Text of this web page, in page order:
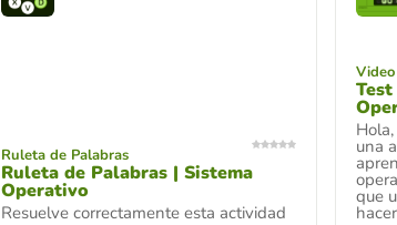
Ruleta de Palabras
Ruleta de Palabras | Sistema
Operativo
Resuelve correctamente esta actividad
una
que